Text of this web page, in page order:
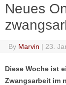
Neues
By Marvin | 23.
Diese Woche ist
Zwangsarbeit im